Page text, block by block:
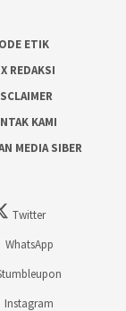
ETIK
REDAKSI
KAMI
MEDIA SIBER
Twitter
WhatsApp
Instagram